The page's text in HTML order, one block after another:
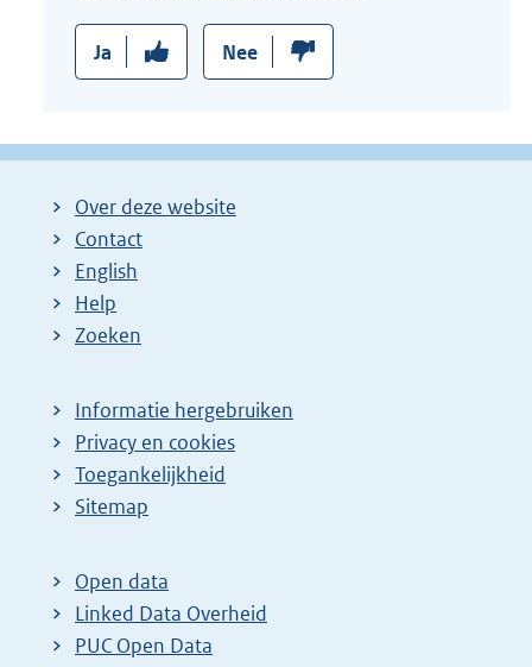
Ja Nee
Over deze website
Contact
English
Help
Zoeken
Informatie hergebruiken
Privacy en cookies
Toegankelijkheid
Sitemap
Open data
Linked Data Overheid
PUC Open Data